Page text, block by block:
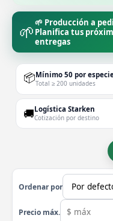
🌱🌱 Producción a
Planifica tus
entregas
📦Mínimo 50 por
Total ≥ 200 unidades
🚚Logística Starken
Cotización por destino
Ordenar por
Precio máx.